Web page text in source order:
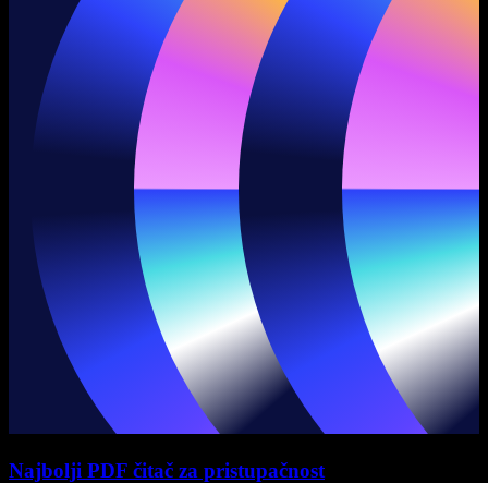
Najbolji PDF čitač za pristupačnost